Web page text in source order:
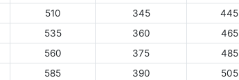
510 345 445
535 360 465
560 375 485
585 390 505